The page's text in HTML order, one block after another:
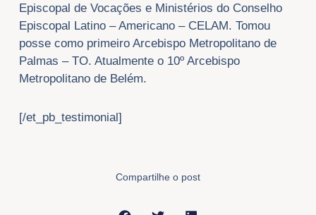
Episcopal de Vocações e Ministérios do Conselho
Episcopal Latino – Americano – CELAM. Tomou
posse como primeiro Arcebispo Metropolitano de
Palmas – TO. Atualmente o 10º Arcebispo
Metropolitano de Belém.
[/et_pb_testimonial]
Compartilhe o post